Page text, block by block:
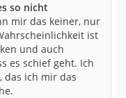
so nicht
mir das keiner, nur
ist
und auch
es schief geht. Ich
das ich mir das